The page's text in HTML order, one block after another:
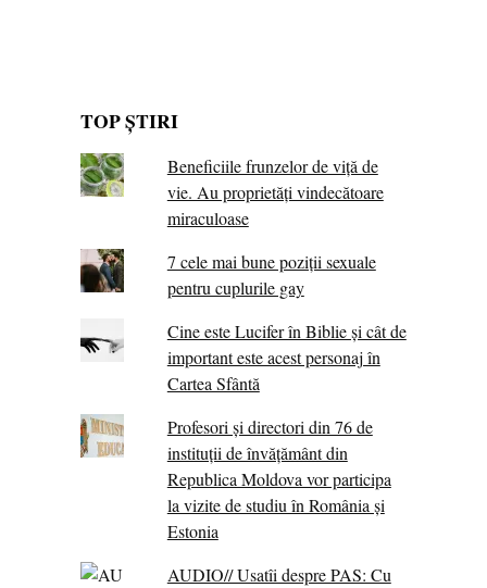
TOP ȘTIRI
Beneficiile frunzelor de viță de
vie. Au proprietăţi vindecătoare
miraculoase
7 cele mai bune poziții sexuale
pentru cuplurile gay
Cine este Lucifer în Biblie și cât de
important este acest personaj în
Cartea Sfântă
Profesori și directori din 76 de
instituții de învățământ din
Republica Moldova vor participa
la vizite de studiu în România și
Estonia
AUDIO// Usatîi despre PAS: Cu